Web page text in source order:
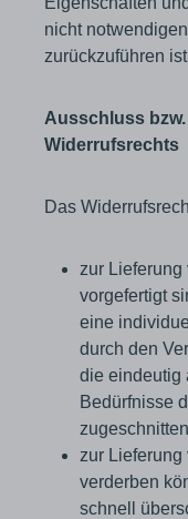
nicht
zurückzuführen
Ausschluss
Widerrufsrechts
Das
zur Lieferung
vorgefertigt
eine
durch den
die eindeutig
Bedürfnisse
zur Lieferung
verderben
schnell